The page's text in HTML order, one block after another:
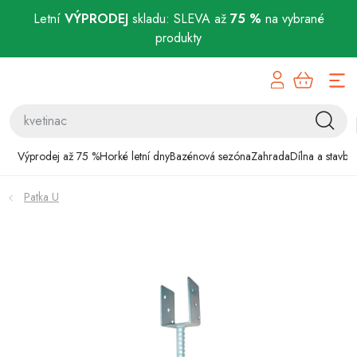
Letní VÝPRODEJskladu: SLEVA až 75 % na vybrané
produkty
Výprodej až 75 %Horké letní dnyBazénová sezónaZahradaDílna a stavba
Bazénová sezóna
Zahrada
Patka U